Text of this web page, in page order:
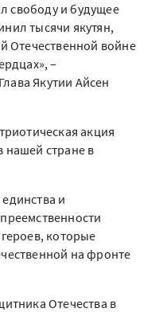
свободу и будущее
тысячи якутян,
Отечественной войне
–
Якутии Айсен
акция
нашей стране в
и
которые
на фронте
Отечества в